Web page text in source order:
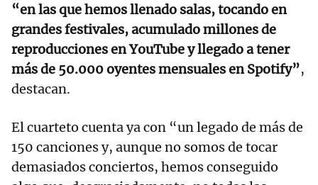
“en las que hemos llenado salas, tocando en
grandes festivales, acumulado millones de
reproducciones en YouTube y llegado a tener
más de 50.000 oyentes mensuales en Spotify”,
destacan.
El cuarteto cuenta ya con “un legado de más de
150 canciones y, aunque no somos de tocar
demasiados conciertos, hemos conseguido